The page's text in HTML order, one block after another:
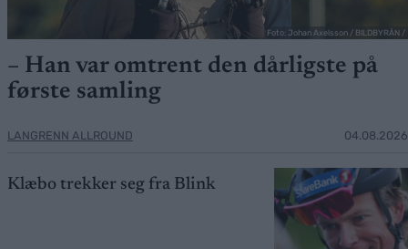
Foto: Johan Axelsson / BILDBYRÅN /
– Han var omtrent den dårligste på
første samling
LANGRENN ALLROUND 04.08.2026
Klæbo trekker seg fra Blink